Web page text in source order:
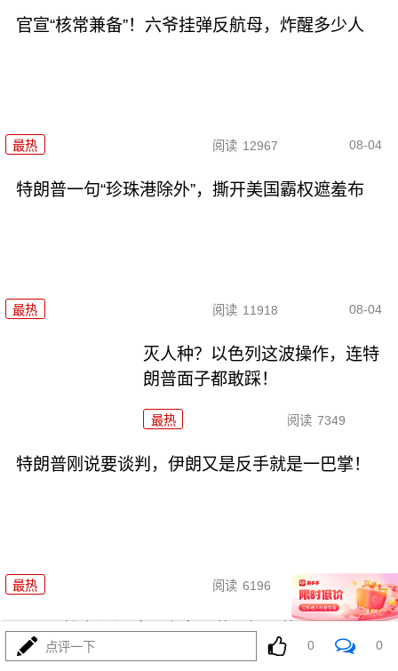
官宣“核常兼备”！六爷挂弹反航母，炸醒多少人
最热 阅读 12967 08-04
特朗普一句“珍珠港除外”，撕开美国霸权遮羞布
最热 阅读 11918 08-04
灭人种？以色列这波操作，连特
朗普面子都敢踩！
最热 阅读 7349
特朗普刚说要谈判，伊朗又是反手就是一巴掌！
最热 阅读 6196 08-04
731！特高课还魂！高市早苗两把火烧穿日本国运
点评一下 0 0